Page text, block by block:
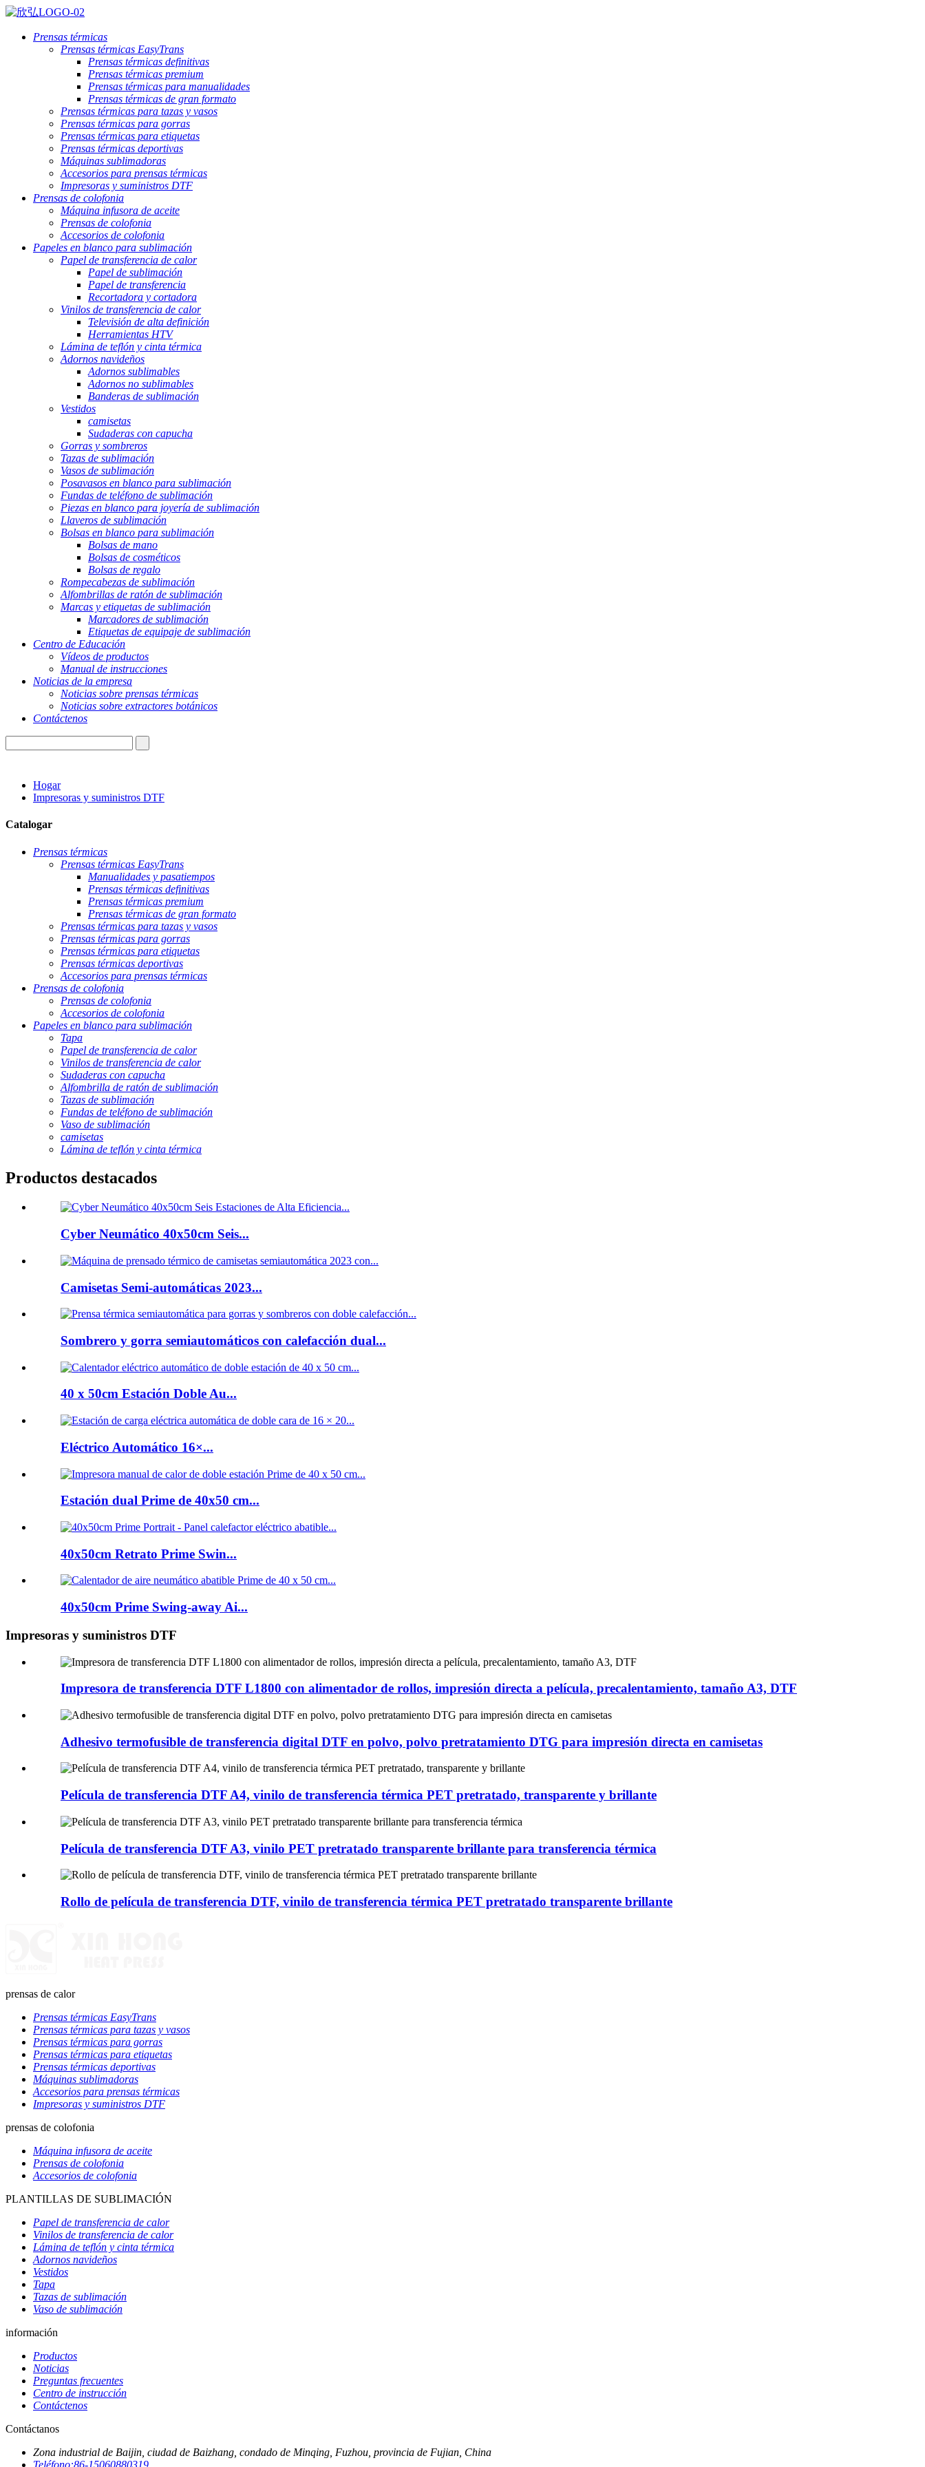
Prensas térmicas
Prensas térmicas EasyTrans
Prensas térmicas definitivas
Prensas térmicas premium
Prensas térmicas para manualidades
Prensas térmicas de gran formato
Prensas térmicas para tazas y vasos
Prensas térmicas para gorras
Prensas térmicas para etiquetas
Prensas térmicas deportivas
Máquinas sublimadoras
Accesorios para prensas térmicas
Impresoras y suministros DTF
Prensas de colofonia
Máquina infusora de aceite
Prensas de colofonia
Accesorios de colofonia
Papeles en blanco para sublimación
Papel de transferencia de calor
Papel de sublimación
Papel de transferencia
Recortadora y cortadora
Vinilos de transferencia de calor
Televisión de alta definición
Herramientas HTV
Lámina de teflón y cinta térmica
Adornos navideños
Adornos sublimables
Adornos no sublimables
Banderas de sublimación
Vestidos
camisetas
Sudaderas con capucha
Gorras y sombreros
Tazas de sublimación
Vasos de sublimación
Posavasos en blanco para sublimación
Fundas de teléfono de sublimación
Piezas en blanco para joyería de sublimación
Llaveros de sublimación
Bolsas en blanco para sublimación
Bolsas de mano
Bolsas de cosméticos
Bolsas de regalo
Rompecabezas de sublimación
Alfombrillas de ratón de sublimación
Marcas y etiquetas de sublimación
Marcadores de sublimación
Etiquetas de equipaje de sublimación
Centro de Educación
Vídeos de productos
Manual de instrucciones
Noticias de la empresa
Noticias sobre prensas térmicas
Noticias sobre extractores botánicos
Contáctenos
Hogar
Impresoras y suministros DTF
Catalogar
Prensas térmicas
Prensas térmicas EasyTrans
Manualidades y pasatiempos
Prensas térmicas definitivas
Prensas térmicas premium
Prensas térmicas de gran formato
Prensas térmicas para tazas y vasos
Prensas térmicas para gorras
Prensas térmicas para etiquetas
Prensas térmicas deportivas
Accesorios para prensas térmicas
Prensas de colofonia
Prensas de colofonia
Accesorios de colofonia
Papeles en blanco para sublimación
Tapa
Papel de transferencia de calor
Vinilos de transferencia de calor
Sudaderas con capucha
Alfombrilla de ratón de sublimación
Tazas de sublimación
Fundas de teléfono de sublimación
Vaso de sublimación
camisetas
Lámina de teflón y cinta térmica
Productos destacados
Cyber ​​Neumático 40x50cm Seis...
Camisetas Semi-automáticas 2023...
Sombrero y gorra semiautomáticos con calefacción dual...
40 x 50cm Estación Doble Au...
Eléctrico Automático 16×...
Estación dual Prime de 40x50 cm...
40x50cm Retrato Prime Swin...
40x50cm Prime Swing-away Ai...
Impresoras y suministros DTF
Impresora de transferencia DTF L1800 con alimentador de rollos, impresión directa a película, precalentamiento, tamaño A3, DTF
Adhesivo termofusible de transferencia digital DTF en polvo, polvo pretratamiento DTG para impresión directa en camisetas
Película de transferencia DTF A4, vinilo de transferencia térmica PET pretratado, transparente y brillante
Película de transferencia DTF A3, vinilo PET pretratado transparente brillante para transferencia térmica
Rollo de película de transferencia DTF, vinilo de transferencia térmica PET pretratado transparente brillante
prensas de calor
Prensas térmicas EasyTrans
Prensas térmicas para tazas y vasos
Prensas térmicas para gorras
Prensas térmicas para etiquetas
Prensas térmicas deportivas
Máquinas sublimadoras
Accesorios para prensas térmicas
Impresoras y suministros DTF
prensas de colofonia
Máquina infusora de aceite
Prensas de colofonia
Accesorios de colofonia
PLANTILLAS DE SUBLIMACIÓN
Papel de transferencia de calor
Vinilos de transferencia de calor
Lámina de teflón y cinta térmica
Adornos navideños
Vestidos
Tapa
Tazas de sublimación
Vaso de sublimación
información
Productos
Noticias
Preguntas frecuentes
Centro de instrucción
Contáctenos
Contáctanos
Zona industrial de Baijin, ciudad de Baizhang, condado de Minqing, Fuzhou, provincia de Fujian, China
Teléfono:86-15060880319